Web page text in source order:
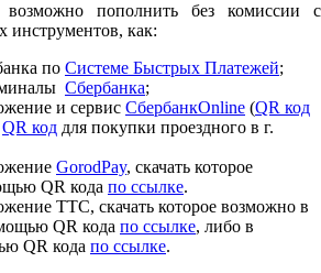
возможно пополнить без комиссии с
инструментов, как:
по Cистеме Быстрых Платежей;
Сбербанка;
и сервис СбербанкOnline (QR код
QR код для покупки проездного в г.
GorodPay, скачать которое
QR кода по ссылке.
ТТС, скачать которое возможно в
QR кода по ссылке, либо в
QR кода по ссылке.